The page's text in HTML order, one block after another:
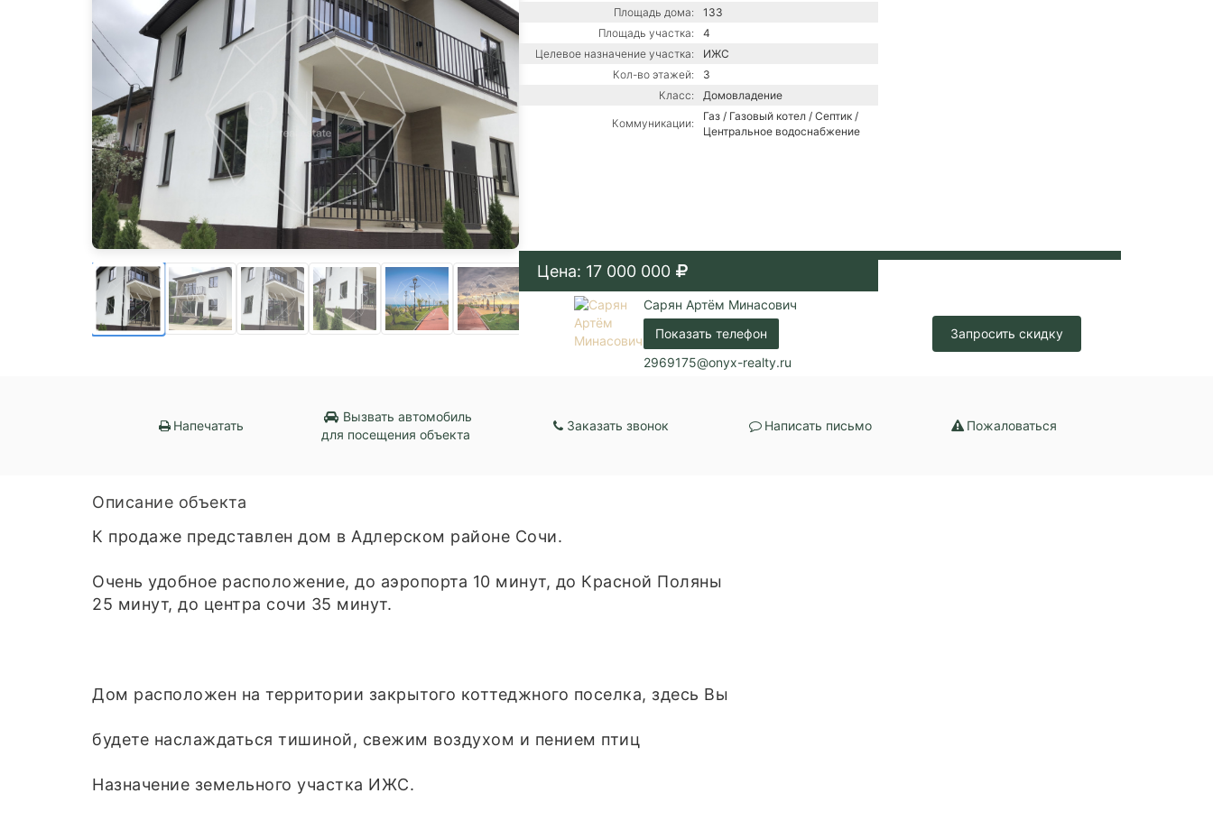
Площадь дома:
133
Площадь участка:
4
Целевое назначение участка:
ИЖС
Кол-во этажей:
3
Класс:
Домовладение
Коммуникации:
Газ / Газовый котел / Септик /
Центральное водоснабжение
Цена: 17 000 000
Сарян Артём Минасович
Показать телефон
2969175@onyx-realty.ru
Запросить скидку
Напечатать
Вызвать автомобиль
для посещения объекта
Заказать звонок Написать письмо Пожаловаться
Описание объекта
К продаже представлен дом в Адлерском районе Сочи.
Очень удобное расположение, до аэропорта 10 минут, до Красной Поляны
25 минут, до центра сочи 35 минут.
Дом расположен на территории закрытого коттеджного поселка, здесь Вы
будете наслаждаться тишиной, свежим воздухом и пением птиц
Назначение земельного участка ИЖС.